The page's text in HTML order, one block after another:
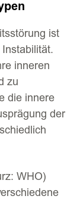
ist
inneren
zu
die innere
der
WHO)